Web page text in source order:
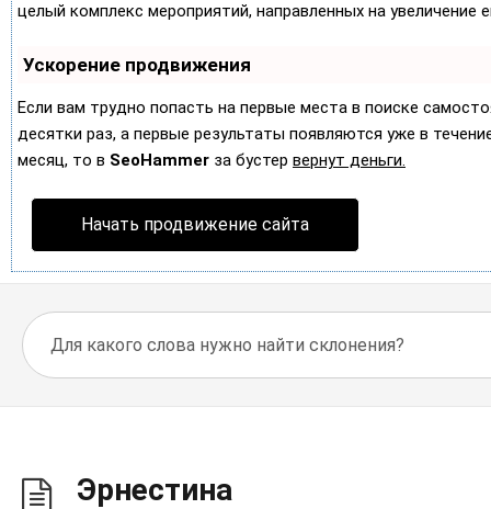
целый комплекс мероприятий, направленных на
Ускорение продвижения
Если вам трудно попасть на первые места в поиске
десятки раз, а первые результаты появляются уже в
месяц, то в SeoHammer за бустер вернут деньги.
Начать продвижение сайта
Эрнестина